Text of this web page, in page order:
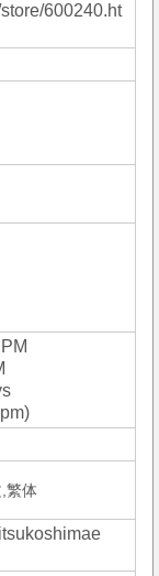
600240.ht
繁体